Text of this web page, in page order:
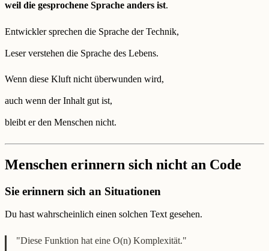
weil die gesprochene Sprache anders ist.
Entwickler sprechen die Sprache der Technik,
Leser verstehen die Sprache des Lebens.
Wenn diese Kluft nicht überwunden wird,
auch wenn der Inhalt gut ist,
bleibt er den Menschen nicht.
Menschen erinnern sich nicht an Code
Sie erinnern sich an Situationen
Du hast wahrscheinlich einen solchen Text gesehen.
"Diese Funktion hat eine O(n) Komplexität."